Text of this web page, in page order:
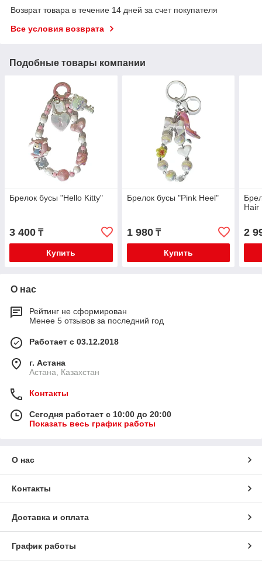
Возврат товара в течение 14 дней за счет покупателя
Все условия возврата
Подобные товары компании
Брелок бусы "Hello Kitty"
3 400 ₸
Купить
Брелок бусы "Pink Heel"
1 980₸
Купить
Hair
2
О нас
Рейтинг не сформирован
Менее 5 отзывов за последний год
Работает с 03.12.2018
г. Астана
Астана, Казахстан
Контакты
Сегодня работает с 10:00 до 20:00
Показать весь график работы
О нас
Контакты
Доставка и оплата
График работы